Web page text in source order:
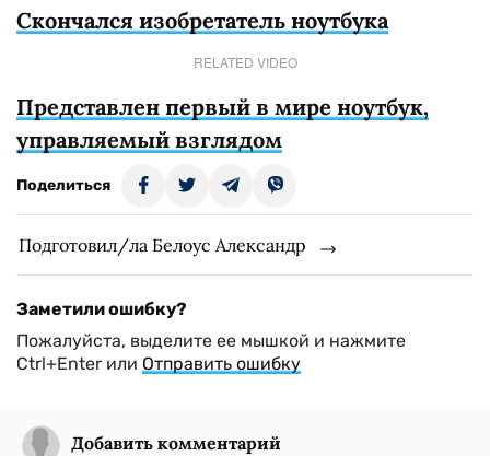
Скончался изобретатель ноутбука
RELATED VIDEO
Представлен первый в мире ноутбук,
управляемый взглядом
Поделиться
Подготовил/ла Белоус Александр
Заметили ошибку?
Пожалуйста, выделите ее мышкой и нажмите
Ctrl+Enter или Отправить ошибку
Добавить комментарий